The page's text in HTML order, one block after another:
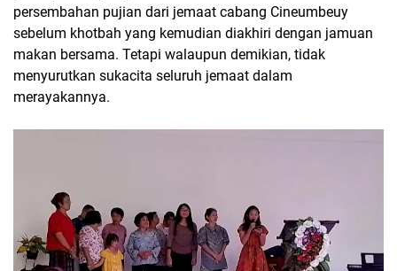
persembahan pujian dari jemaat cabang Cineumbeuy
sebelum khotbah yang kemudian diakhiri dengan jamuan
makan bersama. Tetapi walaupun demikian, tidak
menyurutkan sukacita seluruh jemaat dalam
merayakannya.